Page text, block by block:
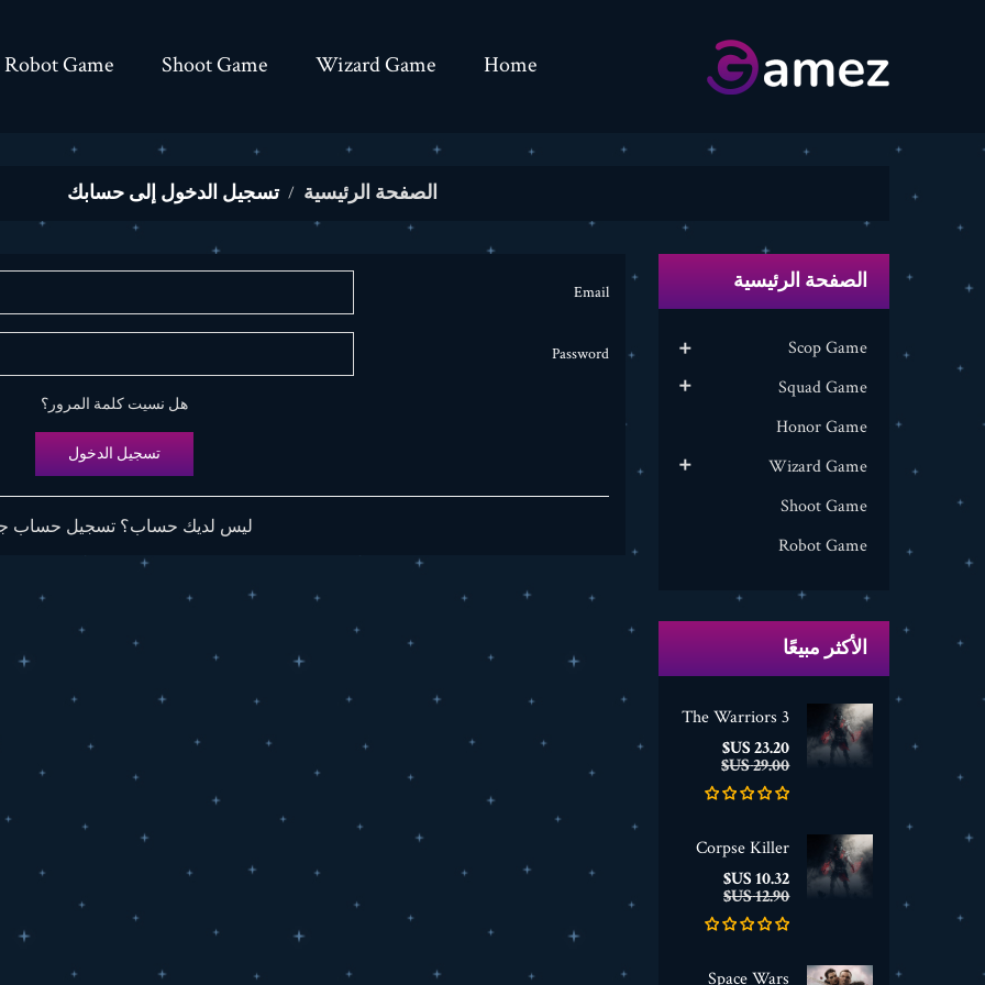
Home
Wizard Game
Shoot Game
Robot Game
الصفحة الرئيسية تسجيل الدخول إلى حسابك
الصفحة الرئيسية
Scop Game

Squad Game

Honor Game
Wizard Game

Shoot Game
Robot Game
الأكثر مبيعًا
The Warriors 3
السعر
23.20 US$ السعر
الأساسي 29.00 US$
Corpse Killer
السعر
10.32 US$ السعر
الأساسي 12.90 US$
Space Wars
Email
Password
هل نسيت كلمة المرور؟
تسجيل الدخول
ليس لديك حساب؟ تسجيل حساب